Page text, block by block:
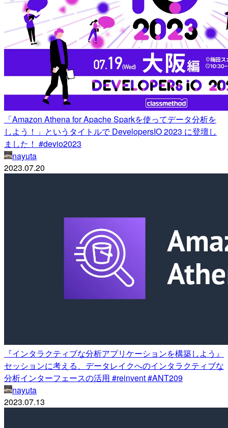
「Amazon Athena for Apache Sparkを使ってデータ分析を
しよう！」というタイトルで DevelopersIO 2023 に登壇し
ました！ #devio2023
nayuta
2023.07.20
『インタラクティブな分析アプリケーションを構築しよう』
セッションに考える、データレイクへのインタラクティブな
分析インターフェースの活用 #reinvent #ANT209
nayuta
2023.07.13